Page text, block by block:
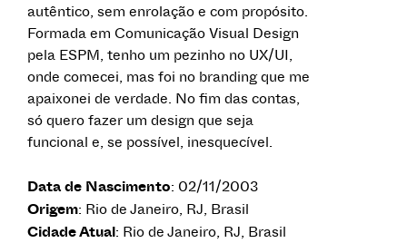
autêntico, sem enrolação e com propósito.
Formada em Comunicação Visual Design
pela ESPM, tenho um pezinho no UX/UI,
onde comecei, mas foi no branding que me
apaixonei de verdade. No fim das contas,
só quero fazer um design que seja
funcional e, se possível, inesquecível.
Data de Nascimento: 02/11/2003
Origem: Rio de Janeiro, RJ, Brasil
Cidade Atual: Rio de Janeiro, RJ, Brasil